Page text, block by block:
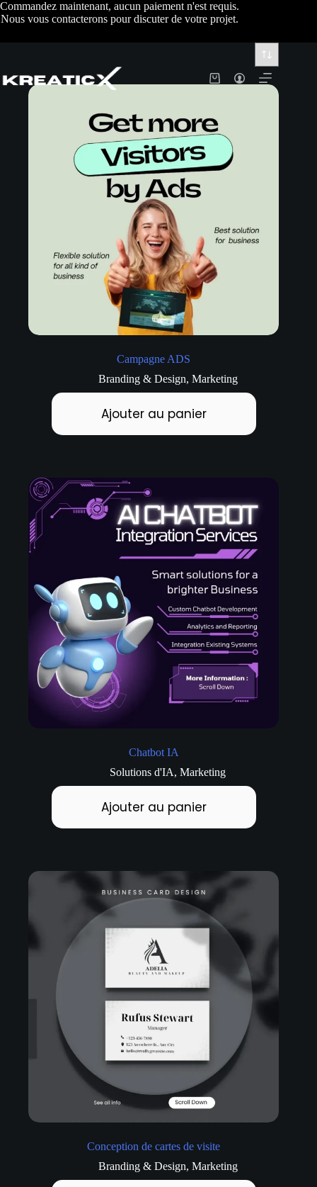
Commandez maintenant, aucun paiement n'est requis.
Nous vous contacterons pour discuter de votre projet.
Campagne ADS
Branding & Design, Marketing
Ajouter au panier
Chatbot IA
Solutions d'IA,Marketing
Ajouter au panier
Conception de cartes de visite
Branding & Design, Marketing